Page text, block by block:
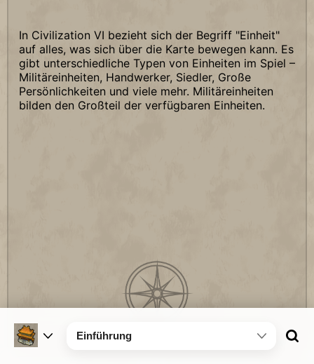
In Civilization VI bezieht sich der Begriff "Einheit"
auf alles, was sich über die Karte bewegen kann. Es
gibt unterschiedliche Typen von Einheiten im Spiel –
Militäreinheiten, Handwerker, Siedler, Große
Persönlichkeiten und viele mehr. Militäreinheiten
bilden den Großteil der verfügbaren Einheiten.
Einführung